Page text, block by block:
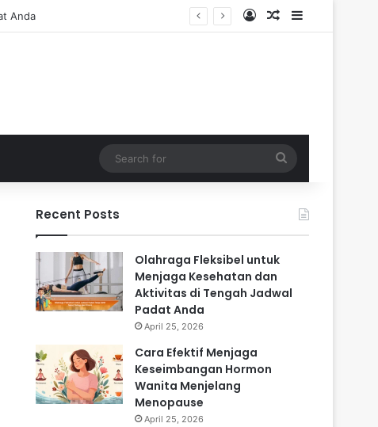
Log InRandom Article
Sidebar
for
Recent Posts
Olahraga Fleksibel untuk
Menjaga Kesehatan dan
Aktivitas di Tengah Jadwal
Padat Anda
April 25, 2026
Cara Efektif Menjaga
Keseimbangan Hormon
Wanita Menjelang
Menopause
April 25, 2026